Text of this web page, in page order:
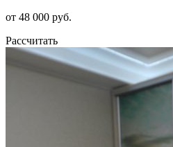
от 48 000 руб.
Рассчитать